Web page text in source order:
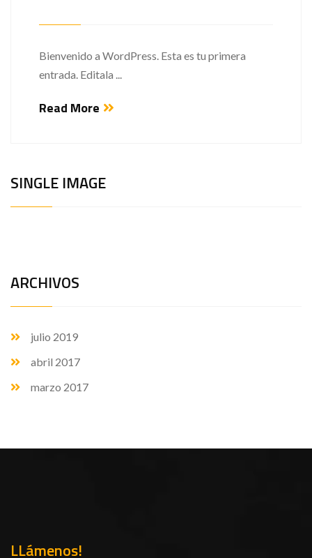
Bienvenido a WordPress. Esta es tu primera
entrada. Editala ...
Read More
SINGLE IMAGE
ARCHIVOS
julio 2019
abril 2017
marzo 2017
LLámenos!